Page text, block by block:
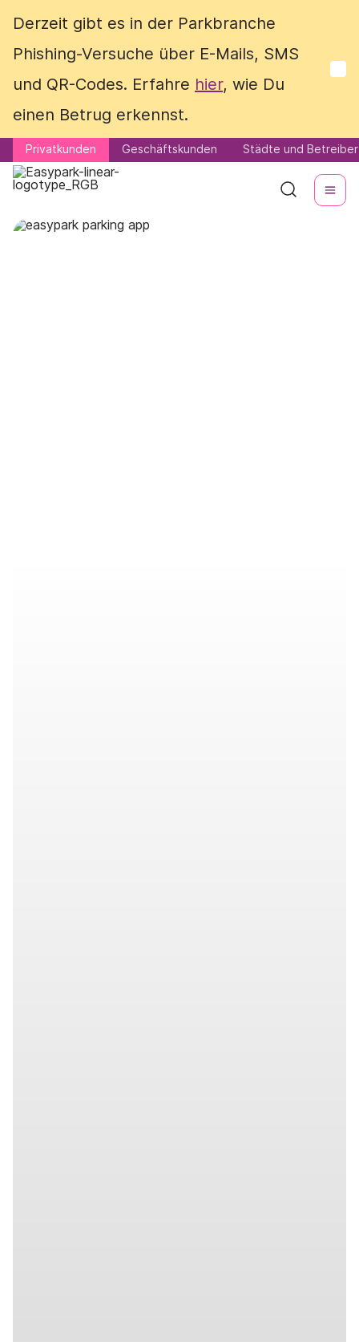
Derzeit gibt es in der Parkbranche
Phishing-Versuche über E-Mails, SMS
und QR-Codes. Erfahre hier, wie Du
einen Betrug erkennst.
Privatkunden Geschäftskunden Städte und Betreiber
Derzeit gibt es in der Parkbranche
Phishing-Versuche über E-Mails, SMS
und QR-Codes. Erfahre hier, wie Du
einen Betrug erkennst.
Privatkunden Geschäftskunden Städte und Betreiber